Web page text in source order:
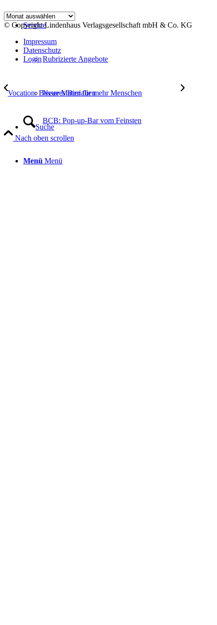
Service
Rubrizierte Angebote
Neue Materialien
Suche
Menü Menü
Archiv
© Copyright Lindenhaus Verlagsgesellschaft mbH & Co. KG
Impressum
Datenschutz
Login
Vocation: Besseres Bier für mehr Menschen
BCB: Pop-up-Bar vom Feinsten
Nach oben scrollen